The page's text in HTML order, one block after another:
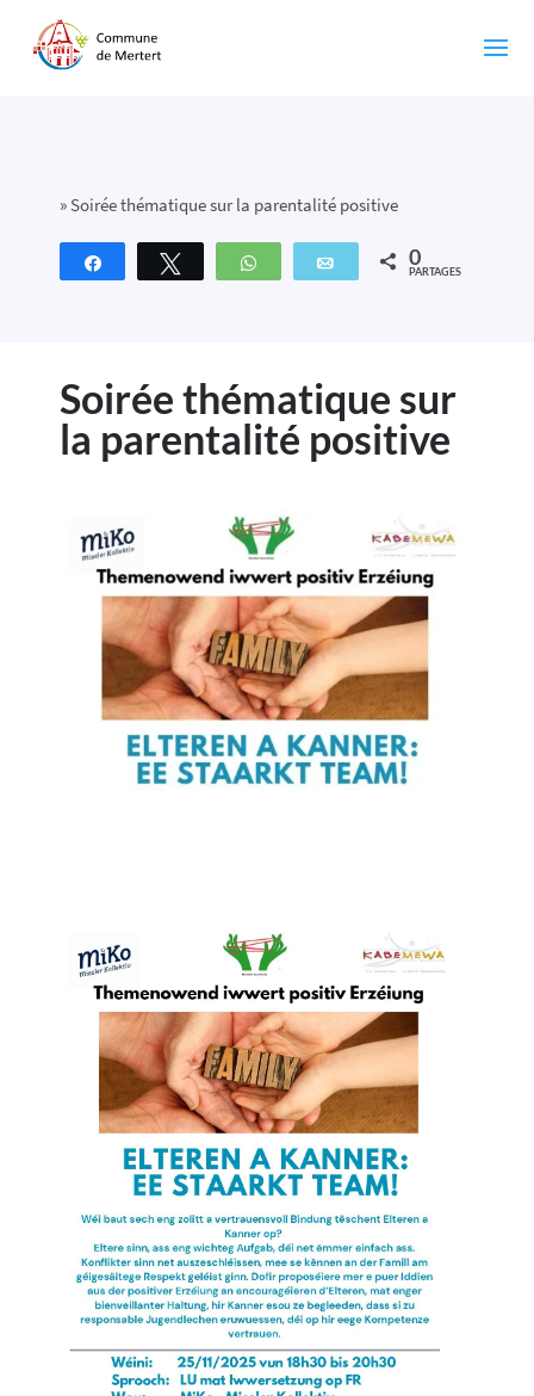
»Soirée thématique sur la parentalité positive
Partagez Tweetez WhatsApp Email 0
PARTAGES
Soirée thématique sur
la parentalité positive